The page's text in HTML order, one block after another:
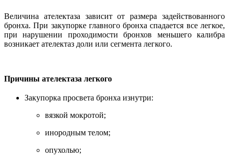
Величина ателектаза зависит от размера задействованного
бронха. При закупорке главного бронха спадается все легкое,
при нарушении проходимости бронхов меньшего калибра
возникает ателектаз доли или сегмента легкого.
Причины ателектаза легкого
Закупорка просвета бронха изнутри:
вязкой мокротой;
инородным телом;
опухолью;